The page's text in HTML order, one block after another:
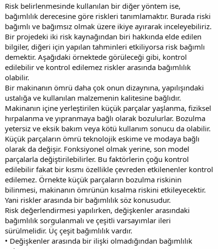
Risk belirlenmesinde kullanılan bir diğer yöntem ise,
bağımlılık derecesine göre riskleri tanımlamaktır. Burada riski
bağımlı ve bağımsız olmak üzere ikiye ayırarak inceleyebiliriz.
Bir projedeki iki risk kaynağından biri hakkında elde edilen
bilgiler, diğeri için yapılan tahminleri etkiliyorsa risk bağımlı
demektir. Aşağıdaki örnektede görüleceği gibi, kontrol
edilebilir ve kontrol edilemez riskler arasında bağımlılık
olabilir.
Bir makinanın ömrü daha çok onun dizaynına, yapılışındaki
ustalığa ve kullanılan malzemenin kalitesine bağlıdır.
Makinanın içine yerleştirilen küçük parçalar yaşlanma, fiziksel
hırpalanma ve yıpranmaya bağlı olarak bozulurlar. Bozulma
yetersiz ve eksik bakım veya kötü kullanım sonucu da olabilir.
Küçük parçaların ömrü teknolojik eskime ve modaya bağlı
olarak da değişir. Fonksiyonel olmak yerine, son model
parçalarla değiştirilebilirler. Bu faktörlerin çoğu kontrol
edilebilir fakat bir kısmı özellikle çevreden etkilenenler kontrol
edilemez. Örnekte küçük parçaların bozulma riskinin
bilinmesi, makinanın ömrünün kısalma riskini etkileyecektir.
Yani riskler arasında bir bağımlılık söz konusudur.
Risk değerlendirmesi yapılırken, değişkenler arasındaki
bağımlılık sorgulanmalı ve çeşitli varsayımlar ileri
sürülmelidir. Üç çeşit bağımlılık vardır.
• Değişkenler arasında bir ilişki olmadığından bağımlılık